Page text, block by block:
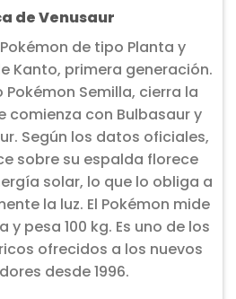
de Venusaur
de tipo Planta y
Kanto, primera generación.
Semilla, cierra la
comienza con Bulbasaur y
Según los datos oficiales,
sobre su espalda florece
solar, lo que lo obliga a
la luz. El Pokémon mide
y pesa 100 kg. Es uno de los
ofrecidos a los nuevos
desde 1996.